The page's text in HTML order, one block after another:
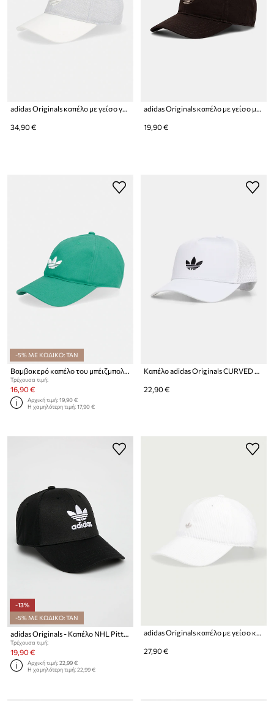
adidas Originals καπέλο με γείσο γυναικείο από πρόσμιξη μαλλιού
34,90 €
adidas Originals καπέλο με γείσο με βαμβάκι Adicolor
19,90 €
-5% ΜΕ ΚΩΔΙΚΟ: TAN
Τρέχουσα τιμή:
16,90 €
Αρχική τιμή:19,90 €
Η χαμηλότερη τιμή:17,90 €
22,90 €
-13%
-5% ΜΕ ΚΩΔΙΚΟ: TAN
Τρέχουσα τιμή:
19,90 €
Αρχική τιμή:22,99 €
Η χαμηλότερη τιμή:22,99 €
adidas Originals καπέλο με γείσο κοτλέ Corduroy Baseball Cap
27,90 €